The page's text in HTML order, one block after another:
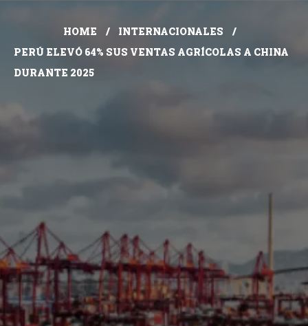
HOME
INTERNACIONALES
PERÚ ELEVÓ 64% SUS VENTAS AGRÍCOLAS A CHINA
DURANTE 2025